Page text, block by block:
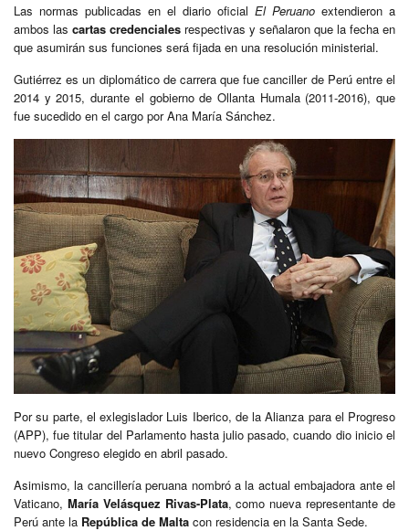
Las normas publicadas en el diario oficial El Peruano extendieron a
ambos las cartas credenciales respectivas y señalaron que la fecha en
que asumirán sus funciones será fijada en una resolución ministerial.
Gutiérrez es un diplomático de carrera que fue canciller de Perú entre el
2014 y 2015, durante el gobierno de Ollanta Humala (2011-2016), que
fue sucedido en el cargo por Ana María Sánchez.
Por su parte, el exlegislador Luis Iberico, de la Alianza para el Progreso
(APP), fue titular del Parlamento hasta julio pasado, cuando dio inicio el
nuevo Congreso elegido en abril pasado.
Asimismo, la cancillería peruana nombró a la actual embajadora ante el
Vaticano, María Velásquez Rivas-Plata, como nueva representante de
Perú ante la República de Malta con residencia en la Santa Sede.